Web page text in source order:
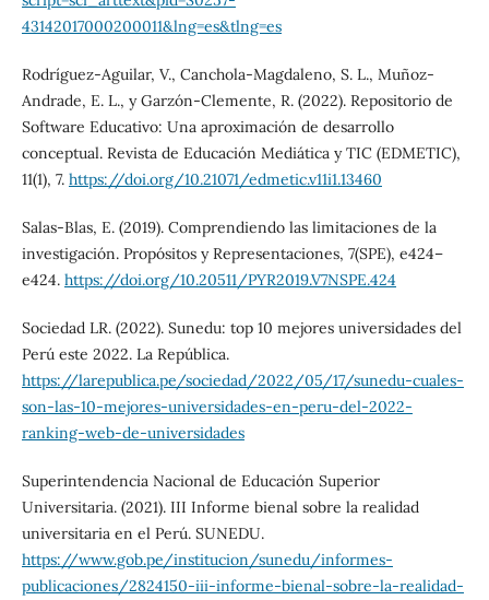
43142017000200011&lng=es&tlng=es
Rodríguez-Aguilar, V., Canchola-Magdaleno, S. L., Muñoz-
Andrade, E. L., y Garzón-Clemente, R. (2022). Repositorio de
Software Educativo: Una aproximación de desarrollo
conceptual. Revista de Educación Mediática y TIC (EDMETIC),
11(1), 7. https://doi.org/10.21071/edmetic.v11i1.13460
Salas-Blas, E. (2019). Comprendiendo las limitaciones de la
investigación. Propósitos y Representaciones, 7(SPE), e424–
e424. https://doi.org/10.20511/PYR2019.V7NSPE.424
Sociedad LR. (2022). Sunedu: top 10 mejores universidades del
Perú este 2022. La República.
https://larepublica.pe/sociedad/2022/05/17/sunedu-cuales-
son-las-10-mejores-universidades-en-peru-del-2022-
ranking-web-de-universidades
Superintendencia Nacional de Educación Superior
Universitaria. (2021). III Informe bienal sobre la realidad
universitaria en el Perú. SUNEDU.
https://www.gob.pe/institucion/sunedu/informes-
publicaciones/2824150-iii-informe-bienal-sobre-la-realidad-